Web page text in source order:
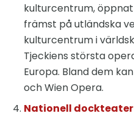
kulturcentrum, öppnat
främst på utländska
kulturcentrum i
Tjeckiens största
Europa. Bland dem
och Wien Opera.
Nationell dockteater